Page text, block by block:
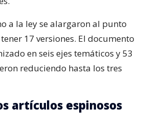
a la ley se alargaron al punto
17 versiones. El documento
en seis ejes temáticos y 53
reduciendo hasta los tres
artículos espinosos